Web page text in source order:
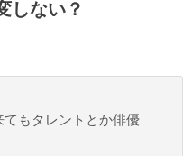
しない？
てもタレントとか俳優